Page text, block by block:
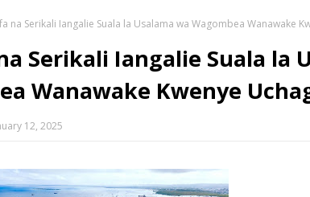
na Serikali Iangalie Suala la Usalama wa Wagombea Wanawake
Serikali Iangalie Suala la
Wanawake Kwenye
12, 2025